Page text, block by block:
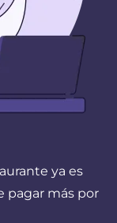
ya es
pagar más por